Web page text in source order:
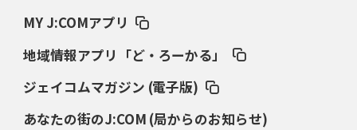
MY J:COMアプリ
地域情報アプリ「ど・ろーかる」
ジェイコムマガジン (電子版)
あなたの街のJ:COM (局からのお知らせ)